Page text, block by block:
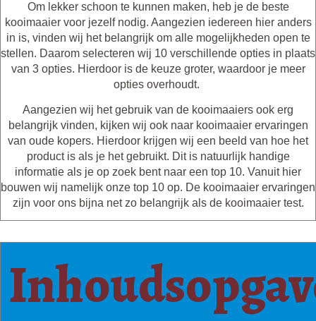
Om lekker schoon te kunnen maken, heb je de beste
kooimaaier voor jezelf nodig. Aangezien iedereen hier anders
in is, vinden wij het belangrijk om alle mogelijkheden open te
stellen. Daarom selecteren wij 10 verschillende opties in plaats
van 3 opties. Hierdoor is de keuze groter, waardoor je meer
opties overhoudt.
Aangezien wij het gebruik van de kooimaaiers ook erg
belangrijk vinden, kijken wij ook naar kooimaaier ervaringen
van oude kopers. Hierdoor krijgen wij een beeld van hoe het
product is als je het gebruikt. Dit is natuurlijk handige
informatie als je op zoek bent naar een top 10. Vanuit hier
bouwen wij namelijk onze top 10 op. De kooimaaier ervaringen
zijn voor ons bijna net zo belangrijk als de kooimaaier test.